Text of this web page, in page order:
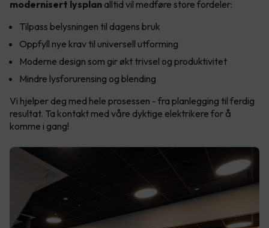
modernisert lysplan alltid vil medføre store fordeler:
Tilpass belysningen til dagens bruk
Oppfyll nye krav til universell utforming
Moderne design som gir økt trivsel og produktivitet
Mindre lysforurensing og blending
Vi hjelper deg med hele prosessen - fra planlegging til ferdig
resultat. Ta kontakt med våre dyktige elektrikere for å
komme i gang!